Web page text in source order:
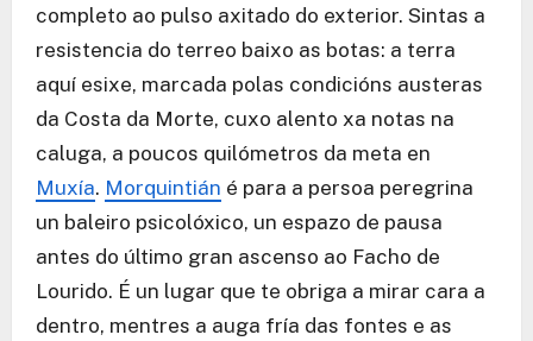
completo ao pulso axitado do exterior. Sintas a
resistencia do terreo baixo as botas: a terra
aquí esixe, marcada polas condicións austeras
da Costa da Morte, cuxo alento xa notas na
caluga, a poucos quilómetros da meta en
Muxía. Morquintián é para a persoa peregrina
un baleiro psicolóxico, un espazo de pausa
antes do último gran ascenso ao Facho de
Lourido. É un lugar que te obriga a mirar cara a
dentro, mentres a auga fría das fontes e as